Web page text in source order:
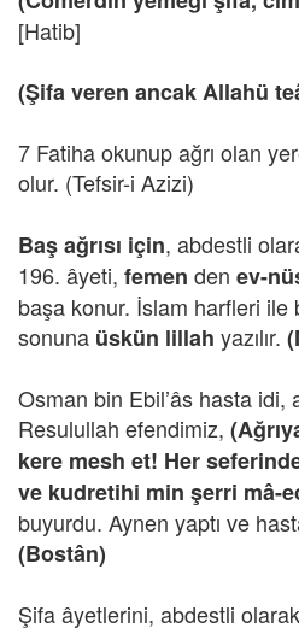
[Hatib]
(Şifa veren ancak Allahü
7 Fatiha okunup ağrı olan
olur. (Tefsir-i Azizi)
Baş ağrısı için, abdestli
196. âyeti, femen den ev-
başa konur. İslam harfleri ile
sonuna üskün lillah yazılır.
Osman bin Ebil’âs hasta idi,
Resulullah efendimiz,
kere mesh et! Her
ve kudretihi min şerri mâ-
buyurdu. Aynen yaptı ve
(Bostân)
Şifa âyetlerini, abdestli olarak